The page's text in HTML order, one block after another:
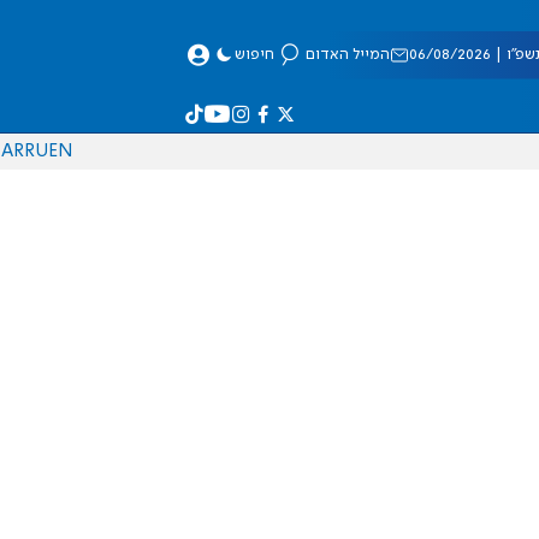
08/2026 המייל האדום חיפוש
EN
RU
AR